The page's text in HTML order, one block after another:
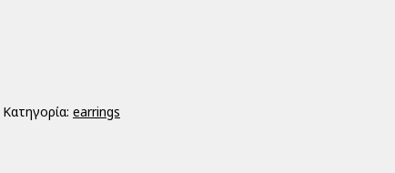
Κατηγορία: earrings